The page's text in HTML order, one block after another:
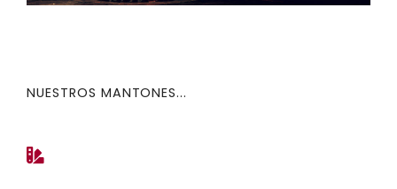
NUESTROS MANTONES...